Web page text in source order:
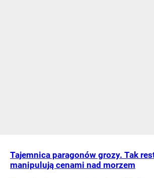
Tajemnica paragonów grozy. Tak
manipulują cenami nad morzem